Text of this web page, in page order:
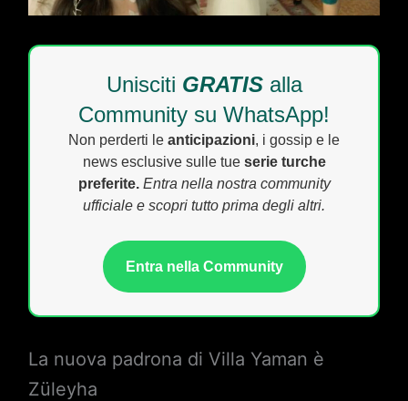
Unisciti GRATISalla
Community su WhatsApp!
Non perderti le anticipazioni, i gossip e le
news esclusive sulle tue serie turche
preferite. Entra nella nostra community
ufficiale e scopri tutto prima degli altri.
Entra nella Community
La nuova padrona di Villa Yaman è
Züleyha